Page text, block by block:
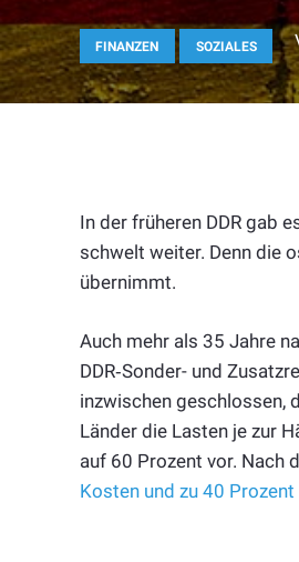
FINANZEN SOZIALES
In der früheren DDR gab
schwelt weiter. Denn die
übernimmt.
Auch mehr als 35 Jahre
DDR‑Sonder- und
inzwischen geschlossen,
Länder die Lasten je zur
auf 60 Prozent vor. Nach
Kosten und zu 40 Prozent